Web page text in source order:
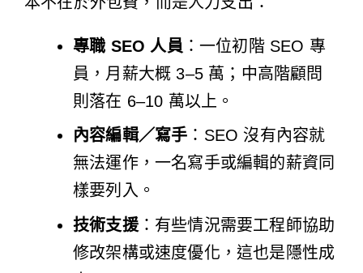
專職 SEO 人員 ：一位初階 SEO 專
員，月薪大概 3–5 萬；中高階顧問
則落在 6–10 萬以上。
內容編輯／寫手 ：SEO 沒有內容就
無法運作，一名寫手或編輯的薪資同
樣要列入。
技術支援：有些情況需要工程師協助
修改架構或速度優化，這也是隱性成